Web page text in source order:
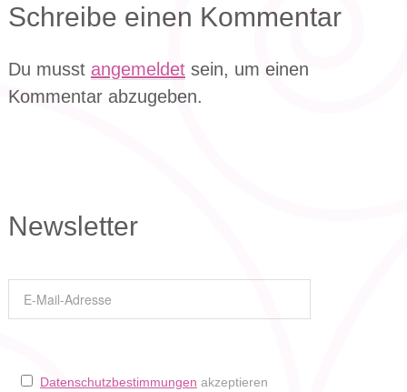
Schreibe einen Kommentar
Du musst angemeldetsein, um einen
Kommentar abzugeben.
Newsletter
Datenschutzbestimmungen akzeptieren